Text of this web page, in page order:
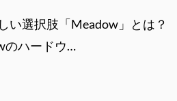
い選択肢「Meadow」とは？
のハードウ…